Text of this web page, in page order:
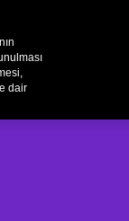
dair